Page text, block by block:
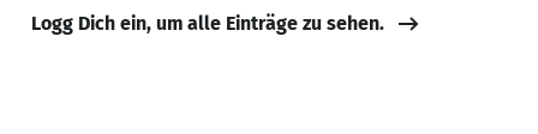
Logg Dich ein, um alle Einträge zu sehen.